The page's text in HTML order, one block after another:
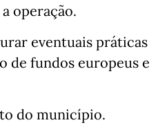
operação.
eventuais práticas
de fundos europeus e
do município.